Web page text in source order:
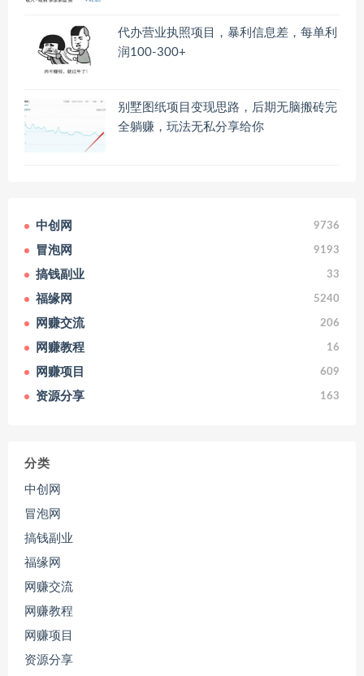
代办营业执照项目，暴利信息差，每单利
润100-300+
别墅图纸项目变现思路，后期无脑搬砖完
全躺赚，玩法无私分享给你
中创网 9736
冒泡网 9193
搞钱副业 33
福缘网 5240
网赚交流 206
网赚教程 16
网赚项目 609
资源分享 163
分类
中创网
冒泡网
搞钱副业
福缘网
网赚交流
网赚教程
网赚项目
资源分享